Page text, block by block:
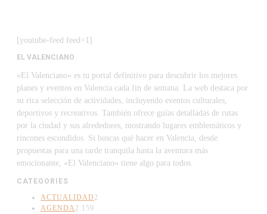
[youtube-feed feed=1]
EL VALENCIANO
«El Valenciano» es tu portal definitivo para descubrir los mejores
planes y eventos en Valencia cada fin de semana. La web destaca por
su rica selección de actividades, incluyendo eventos culturales,
deportivos y recreativos. También ofrece guías detalladas de rutas
por la ciudad y sus alrededores, mostrando lugares emblemáticos y
rincones escondidos. Si buscas qué hacer en Valencia, desde
propuestas para una tarde tranquila hasta la aventura más
emocionante, «El Valenciano» tiene algo para todos.
CATEGORIES
ACTUALIDAD 2
AGENDA2.159